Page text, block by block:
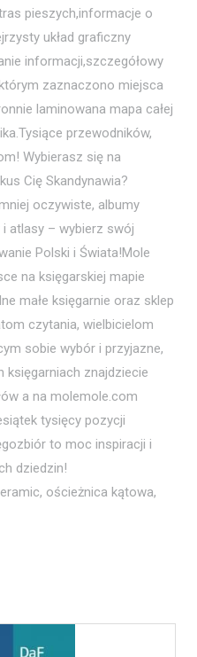
pieszych,informacje o
układ graficzny
informacji,szczegółowy
zaznaczono miejsca
laminowana mapa całej
przewodników,
Wybierasz się na
Cię Skandynawia?
oczywiste, albumy
atlasy – wybierz swój
Polski i Świata!Mole
na księgarskiej mapie
małe księgarnie oraz sklep
czytania, wielbicielom
sobie wybór i przyjazne,
księgarniach znajdziecie
a na molemole.com
tysięcy pozycji
to moc inspiracji i
dziedzin!
ościeżnica kątowa,